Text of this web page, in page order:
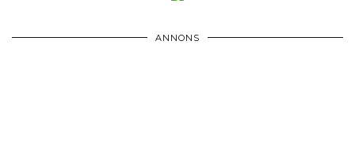
ANNONS